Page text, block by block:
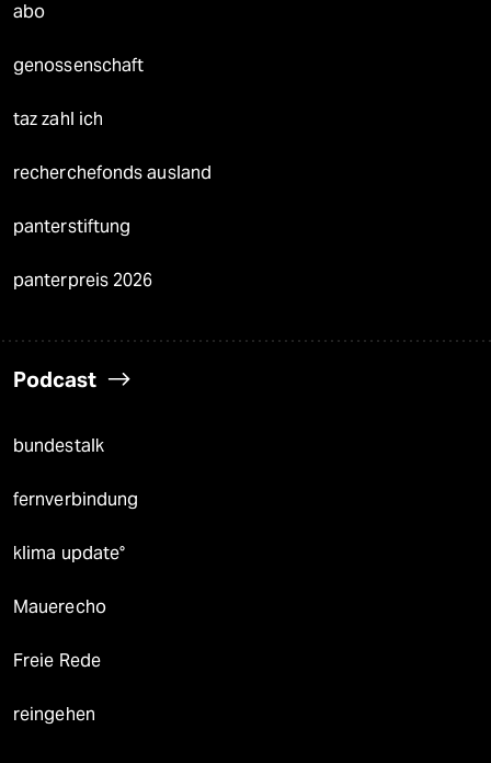
abo
genossenschaft
taz zahl ich
recherchefonds ausland
panterstiftung
panterpreis 2026
Podcast
bundestalk
fernverbindung
klima update°
Mauerecho
Freie Rede
reingehen